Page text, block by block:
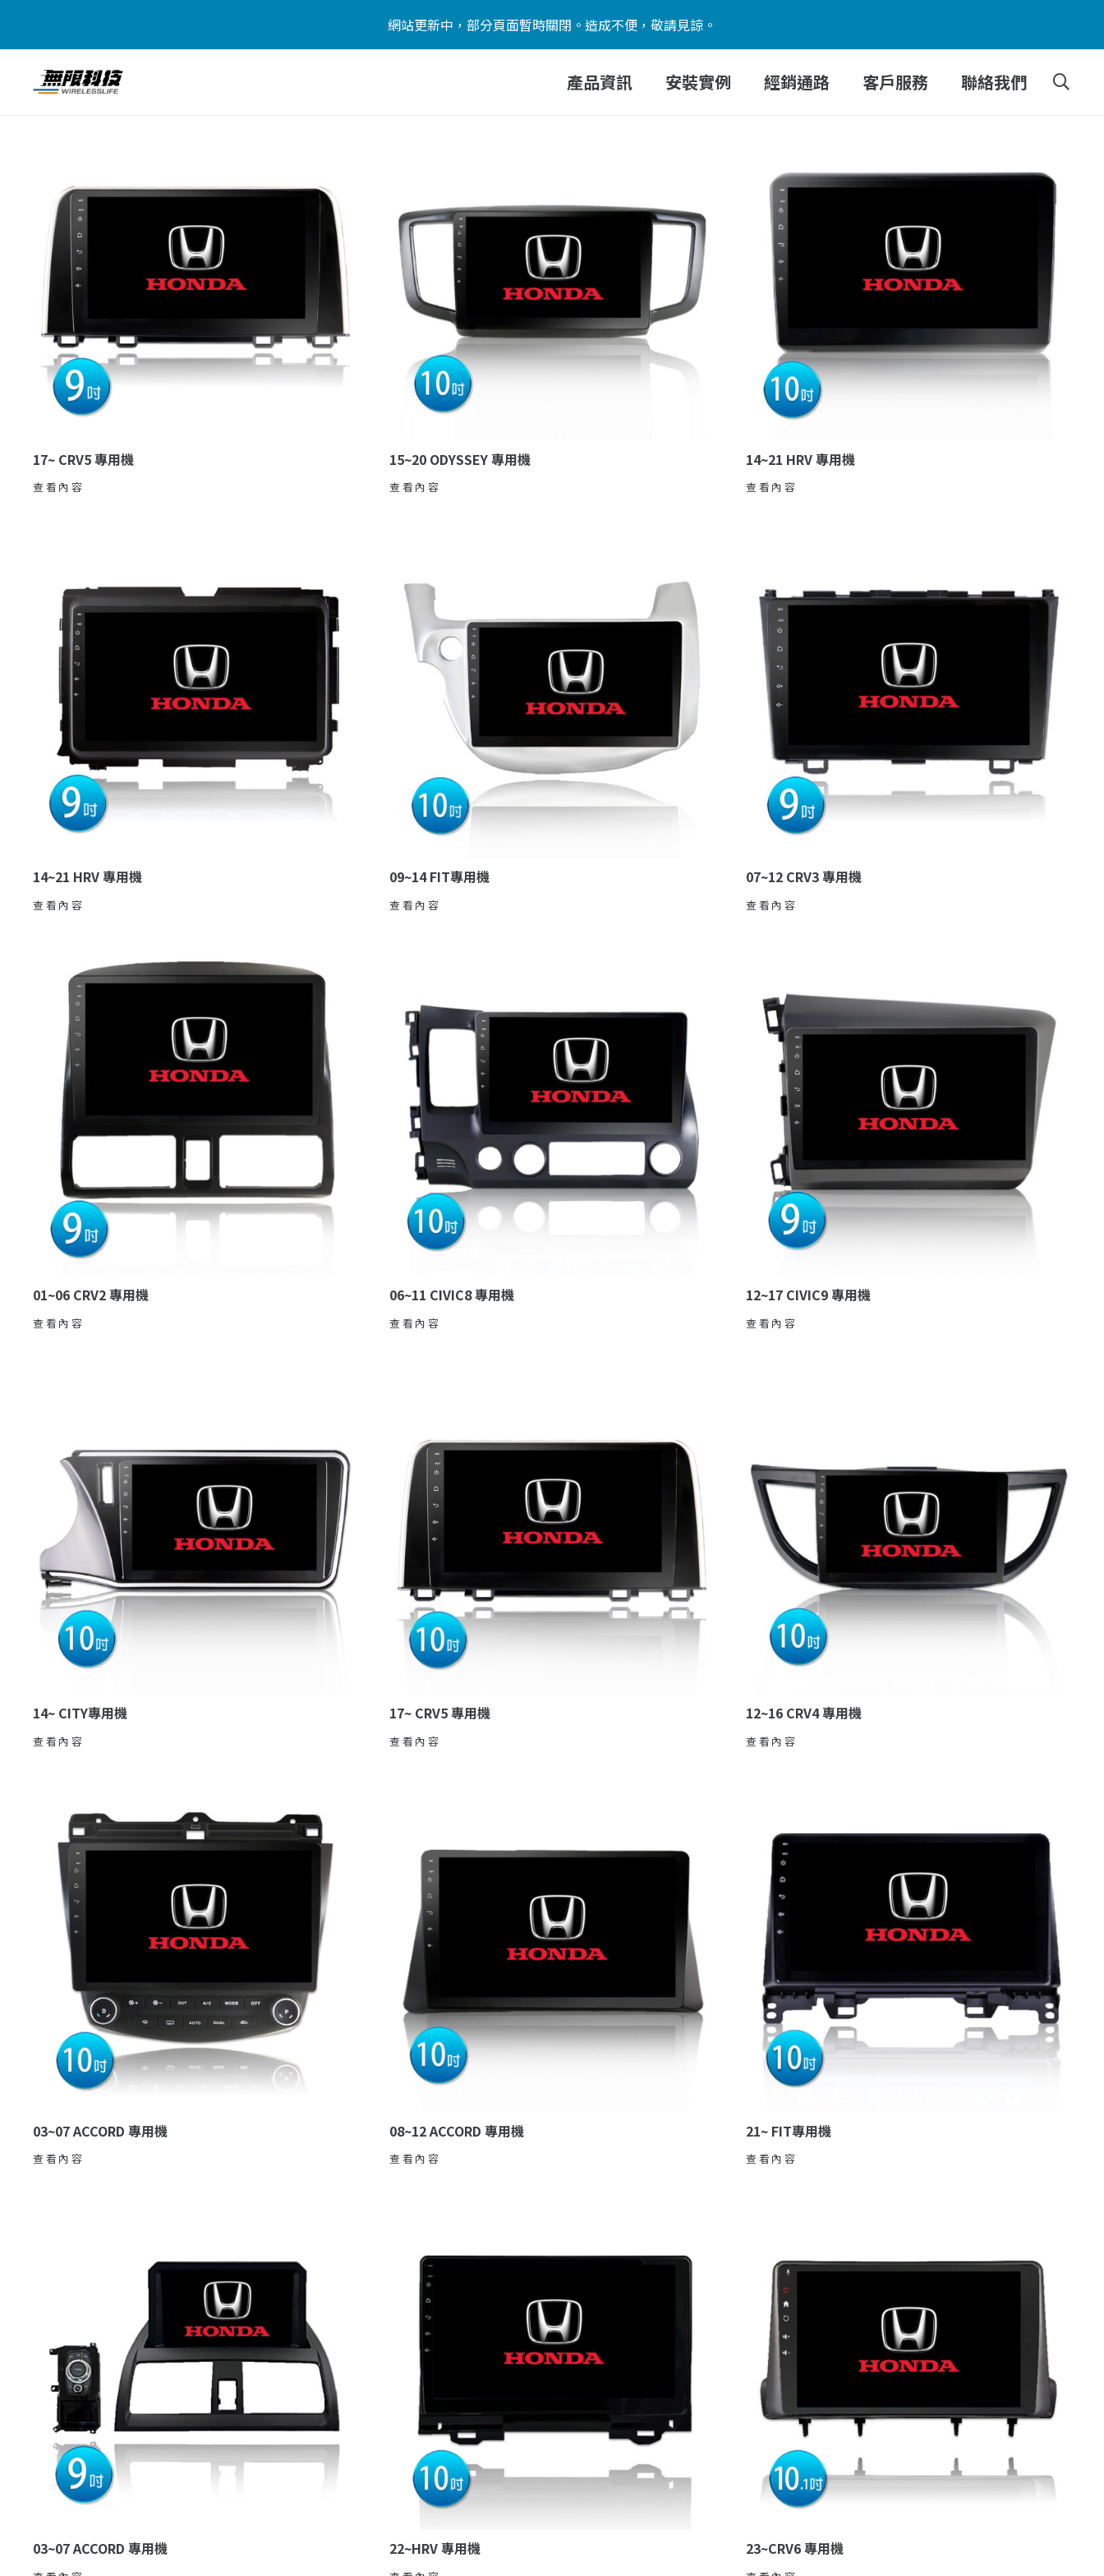
網站更新中，部分頁面暫時關閉。造成不便，敬請見諒。
產品資訊 安裝實例 經銷通路 客戶服務 聯絡我們
17~ CRV5 專用機
查看內容
15~20 ODYSSEY 專用機
查看內容
14~21 HRV 專用機
查看內容
14~21 HRV 專用機
查看內容
09~14 FIT專用機
查看內容
07~12 CRV3 專用機
查看內容
01~06 CRV2 專用機
查看內容
06~11 CIVIC8 專用機
查看內容
12~17 CIVIC9 專用機
查看內容
14~ CITY專用機
查看內容
17~ CRV5 專用機
查看內容
12~16 CRV4 專用機
查看內容
03~07 ACCORD 專用機
查看內容
08~12 ACCORD 專用機
查看內容
21~ FIT專用機
查看內容
03~07 ACCORD 專用機 22~HRV 專用機 23~CRV6 專用機